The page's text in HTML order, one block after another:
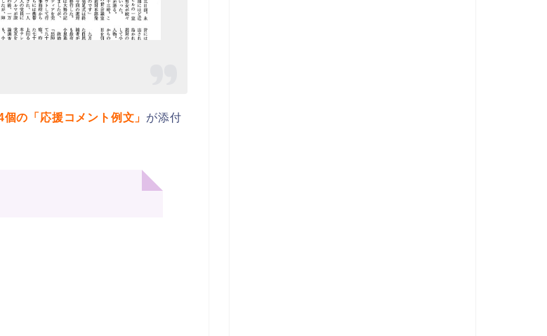
個の「応援コメント例文」 が添付